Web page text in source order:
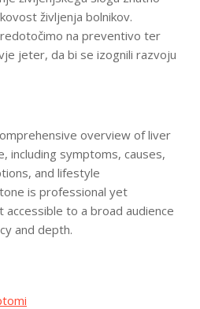
življenja bolnikov.
na preventivo ter
jeter, da bi se izognili razvoju
overview of liver
including symptoms, causes,
and lifestyle
is professional yet
accessible to a broad audience
and depth.